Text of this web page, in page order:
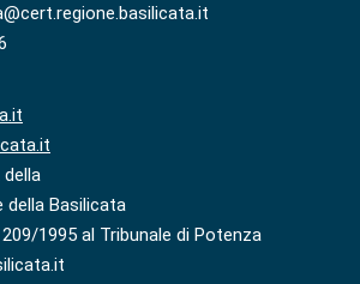
della Basilicata
1995 al Tribunale di Potenza